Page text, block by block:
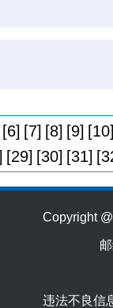
[6] [7] [8] [9]
[29] [30] [31]
Copyright
违法不良信